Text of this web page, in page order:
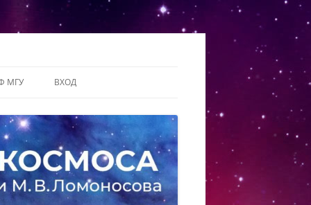
МГУ ВХОД